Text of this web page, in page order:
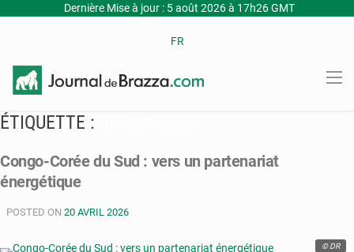
Dernière Mise à jour : 5 août 2026 à 17h26 GMT
FR
ÉTIQUETTE :
Congo-Corée du Sud : vers un partenariat
énergétique
POSTED ON 20 AVRIL 2026
© DR